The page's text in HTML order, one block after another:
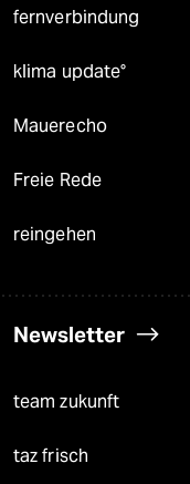
fernverbindung
klima update°
Mauerecho
Freie Rede
reingehen
Newsletter
team zukunft
taz frisch